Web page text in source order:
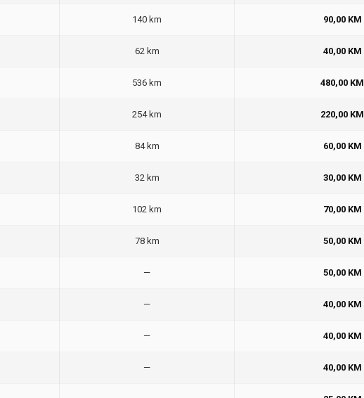
140 km 90,00 KM
62 km 40,00 KM
536 km 480,00 KM
254 km 220,00 KM
84 km 60,00 KM
32 km 30,00 KM
102 km 70,00 KM
78 km 50,00 KM
— 50,00 KM
— 40,00 KM
— 40,00 KM
— 40,00 KM